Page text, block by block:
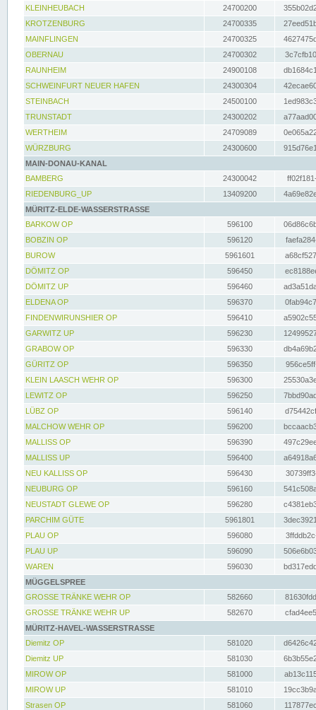
KLEINHEUBACH 24700200
KROTZENBURG
24700335
MAINFLINGEN
24700325
OBERNAU
24700302
RAUNHEIM
24900108
SCHWEINFURT NEUER HAFEN
24300304
STEINBACH
24500100
TRUNSTADT
24300202
WERTHEIM
24709089
WÜRZBURG
24300600
MAIN-DONAU-KANAL
BAMBERG
24300042
RIEDENBURG_UP
13409200
MÜRITZ-ELDE-WASSERSTRASSE
BARKOW OP
596100
BOBZIN OP
596120
BUROW
5961601
DÖMITZ OP
596450
DÖMITZ UP
596460
ELDENA OP
596370
FINDENWIRUNSHIER OP
596410
GARWITZ UP
596230
GRABOW OP
596330
GÜRITZ OP
596350
KLEIN LAASCH WEHR OP
596300
LEWITZ OP
596250
LÜBZ OP
596140
MALCHOW WEHR OP
596200
MALLISS OP
596390
MALLISS UP
596400
NEU KALLISS OP
596430
NEUBURG OP
596160
NEUSTADT GLEWE OP
596280
PARCHIM GÜTE
5961801
PLAU OP
596080
PLAU UP
596090
WAREN
596030
MÜGGELSPREE
GROSSE TRÄNKE WEHR OP
582660
GROSSE TRÄNKE WEHR UP
582670
MÜRITZ-HAVEL-WASSERSTRASSE
Diemitz OP
581020
Diemitz UP
581030
MIROW OP
581000
MIROW UP
581010
Strasen OP
581060